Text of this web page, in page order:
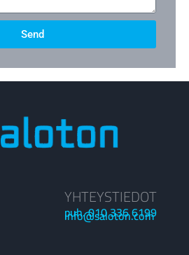
Send
YHTEYSTIEDOT
puh. 010 336 6199
info@saloton.com